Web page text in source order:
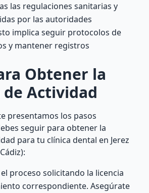
las regulaciones sanitarias y
por las autoridades
implica seguir protocolos de
y mantener registros
Obtener la
de Actividad
presentamos los pasos
seguir para obtener la
para tu clínica dental en Jerez
proceso solicitando la licencia
correspondiente. Asegúrate